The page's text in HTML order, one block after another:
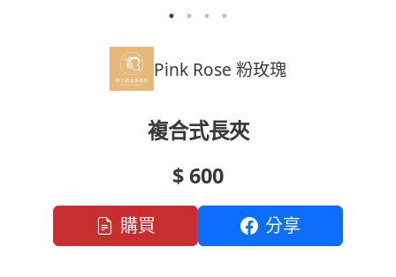
Pink Rose 粉玫瑰
複合式長夾
$ 600
購買 分享